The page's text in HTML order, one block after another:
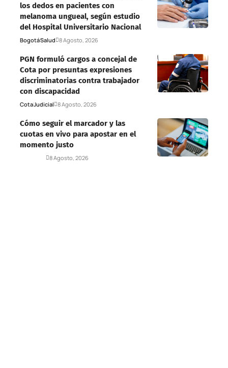
los dedos en pacientes con
melanoma ungueal, según estudio
del Hospital Universitario Nacional
BogotáSalud 8 Agosto, 2026
PGN formuló cargos a concejal de
Cota por presuntas expresiones
discriminatorias contra trabajador
con discapacidad
CotaJudicial 8 Agosto, 2026
Cómo seguir el marcador y las
cuotas en vivo para apostar en el
momento justo
8 Agosto, 2026